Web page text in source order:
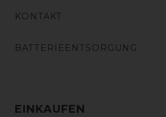
KONTAKT
BATTERIEENTSORGUNG
EINKAUFEN